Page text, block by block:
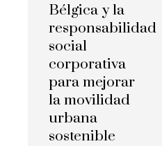
Bélgica y la
responsabilidad
social
corporativa
para mejorar
la movilidad
urbana
sostenible